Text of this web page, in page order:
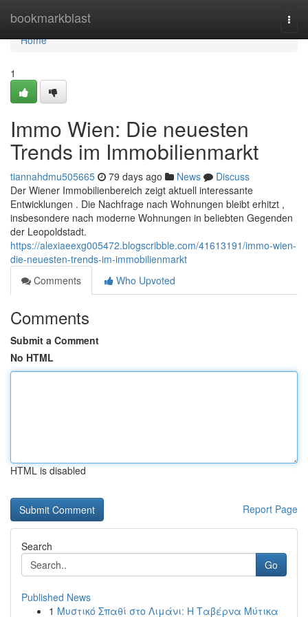
bookmarkblast
Home
Home
1
Immo Wien: Die neuesten
Trends im Immobilienmarkt
tiannahdmu505665 79 days ago News
Discuss
Der Wiener Immobilienbereich zeigt aktuell interessante
Entwicklungen . Die Nachfrage nach Wohnungen bleibt erhitzt ,
insbesondere nach moderne Wohnungen in beliebten Gegenden
der Leopoldstadt.
https://alexiaeexg005472.blogscribble.com/41613191/immo-wien-
die-neuesten-trends-im-immobilienmarkt
Comments
Who Upvoted
Comments
Submit a Comment
No HTML
HTML is disabled
Report Page
Search
Go
Published News
1 Μυστικό Σπαθί στο Λιμάνι: Η Ταβέρνα Μύτικα